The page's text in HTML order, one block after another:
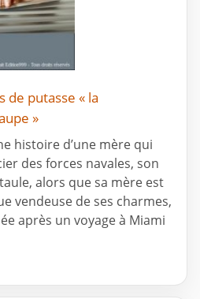
de putasse « la
»
histoire d’une mère qui
des forces navales, son
alors que sa mère est
vendeuse de ses charmes,
après un voyage à Miami